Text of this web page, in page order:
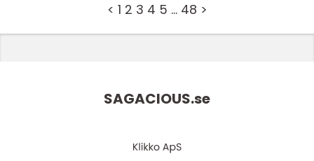
< 1 2 3 4 5 … 48 >
SAGACIOUS.se